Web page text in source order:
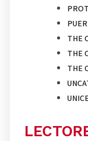
THE
THE
THE